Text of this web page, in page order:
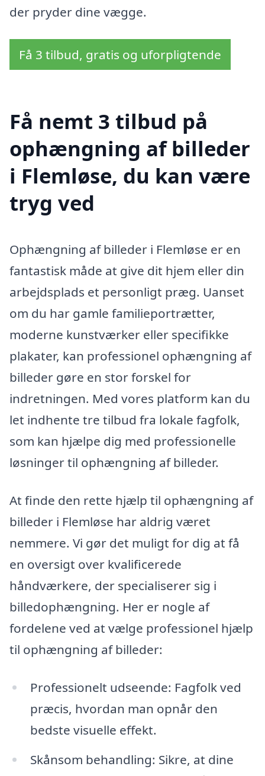
der pryder dine vægge.
Få 3 tilbud, gratis og uforpligtende
Få nemt 3 tilbud på
ophængning af billeder
i Flemløse, du kan være
tryg ved
Ophængning af billeder i Flemløse er en
fantastisk måde at give dit hjem eller din
arbejdsplads et personligt præg. Uanset
om du har gamle familieportrætter,
moderne kunstværker eller specifikke
plakater, kan professionel ophængning af
billeder gøre en stor forskel for
indretningen. Med vores platform kan du
let indhente tre tilbud fra lokale fagfolk,
som kan hjælpe dig med professionelle
løsninger til ophængning af billeder.
At finde den rette hjælp til ophængning af
billeder i Flemløse har aldrig været
nemmere. Vi gør det muligt for dig at få
en oversigt over kvalificerede
håndværkere, der specialiserer sig i
billedophængning. Her er nogle af
fordelene ved at vælge professionel hjælp
til ophængning af billeder:
Professionelt udseende: Fagfolk ved
præcis, hvordan man opnår den
bedste visuelle effekt.
Skånsom behandling: Sikre, at dine